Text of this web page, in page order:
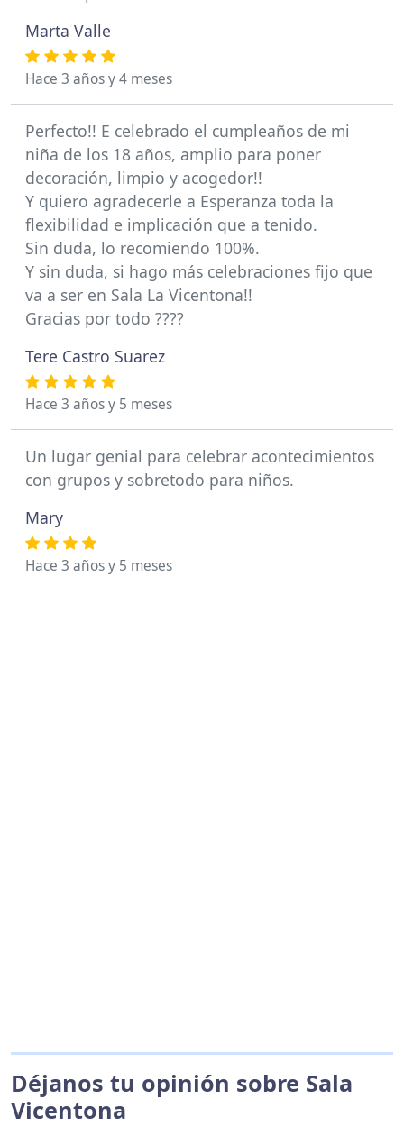
Marta Valle
Hace 3 años y 4 meses
Perfecto!! E celebrado el cumpleaños de mi
niña de los 18 años, amplio para poner
decoración, limpio y acogedor!!
Y quiero agradecerle a Esperanza toda la
flexibilidad e implicación que a tenido.
Sin duda, lo recomiendo 100%.
Y sin duda, si hago más celebraciones fijo que
va a ser en Sala La Vicentona!!
Gracias por todo ????
Tere Castro Suarez
Hace 3 años y 5 meses
Un lugar genial para celebrar acontecimientos
con grupos y sobretodo para niños.
Mary
Hace 3 años y 5 meses
Déjanos tu opinión sobre Sala
Vicentona